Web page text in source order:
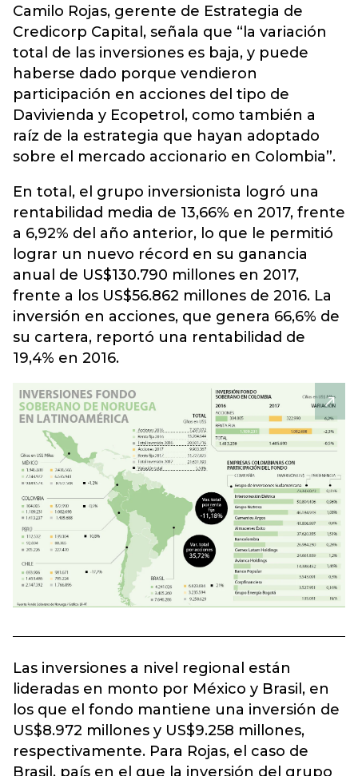
Camilo Rojas, gerente de Estrategia de
Credicorp Capital, señala que “la variación
total de las inversiones es baja, y puede
haberse dado porque vendieron
participación en acciones del tipo de
Davivienda y Ecopetrol, como también a
raíz de la estrategia que hayan adoptado
sobre el mercado accionario en Colombia”.
En total, el grupo inversionista logró una
rentabilidad media de 13,66% en 2017, frente
a 6,92% del año anterior, lo que le permitió
lograr un nuevo récord en su ganancia
anual de US$130.790 millones en 2017,
frente a los US$56.862 millones de 2016. La
inversión en acciones, que genera 66,6% de
su cartera, reportó una rentabilidad de
19,4% en 2016.
Las inversiones a nivel regional están
lideradas en monto por México y Brasil, en
los que el fondo mantiene una inversión de
US$8.972 millones y US$9.258 millones,
respectivamente. Para Rojas, el caso de
Brasil, país en el que la inversión del grupo